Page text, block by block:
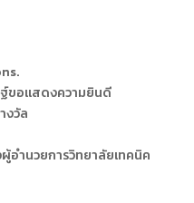
ขอแสดงความยินดี
งวัล
อำนวยการวิทยาลัยเทคนิค